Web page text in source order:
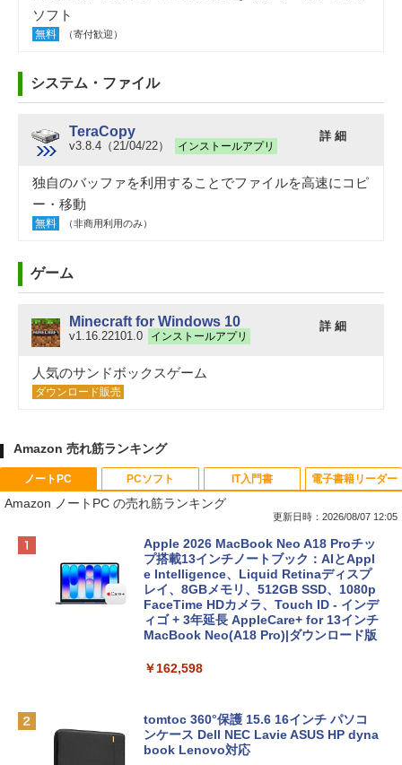
ソフト
無料 （寄付歓迎）
システム・ファイル
TeraCopy
v3.8.4（21/04/22） インストールアプリ
詳 細
独自のバッファを利用することでファイルを高速にコピ
ー・移動
無料 （非商用利用のみ）
ゲーム
Minecraft for Windows 10
v1.16.22101.0 インストールアプリ
詳 細
人気のサンドボックスゲーム
ダウンロード販売
Amazon 売れ筋ランキング
ノートPC
Amazon ノートPC の売れ筋ランキング
更新日時：2026/08/07 12:05
Apple 2026 MacBook Neo A18 Proチッ
プ搭載13インチノートブック：AIとAppl
e Intelligence、Liquid Retinaディスプ
レイ、8GBメモリ、512GB SSD、1080p
FaceTime HDカメラ、Touch ID - インデ
ィゴ + 3年延長 AppleCare+ for 13インチ
MacBook Neo(A18 Pro)|ダウンロード版
￥162,598
tomtoc 360°保護 15.6 16インチ パソコ
ンケース Dell NEC Lavie ASUS HP dyna
book Lenovo対応
PCソフト IT入門書 電子書籍リーダー